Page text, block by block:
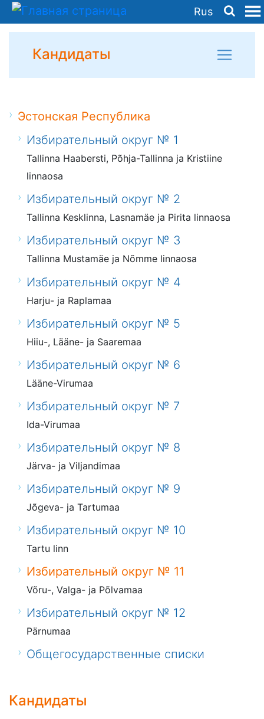
Rus
Кандидаты
Эстонская Республика
Избирательный округ № 1
Tallinna Haabersti, Põhja-Tallinna ja Kristiine
linnaosa
Избирательный округ № 2
Tallinna Kesklinna, Lasnamäe ja Pirita linnaosa
Избирательный округ № 3
Tallinna Mustamäe ja Nõmme linnaosa
Избирательный округ № 4
Harju- ja Raplamaa
Избирательный округ № 5
Hiiu-, Lääne- ja Saaremaa
Избирательный округ № 6
Lääne-Virumaa
Избирательный округ № 7
Ida-Virumaa
Избирательный округ № 8
Järva- ja Viljandimaa
Избирательный округ № 9
Jõgeva- ja Tartumaa
Избирательный округ № 10
Tartu linn
Избирательный округ № 11
Võru-, Valga- ja Põlvamaa
Избирательный округ № 12
Pärnumaa
Общегосударственные списки
Кандидаты